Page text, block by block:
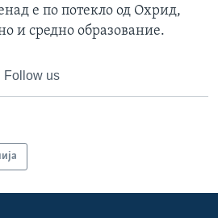
е по потекло од Охрид,
и средно образование.
Follow us